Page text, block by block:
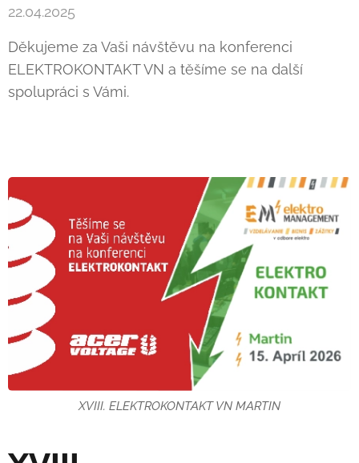
22.04.2025
Děkujeme za Vaši návštěvu na konferenci
ELEKTROKONTAKT VN a těšíme se na další
spolupráci s Vámi.
XVIII. ELEKTROKONTAKT VN MARTIN